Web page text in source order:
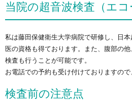
当院の超音波検査（エ
私は藤田保健衛生大学病院で研修し、日
医の資格も得ております。また、腹部の
検査も行うことが可能です。
お電話での予約も受け付けておりますので
検査前の注意点